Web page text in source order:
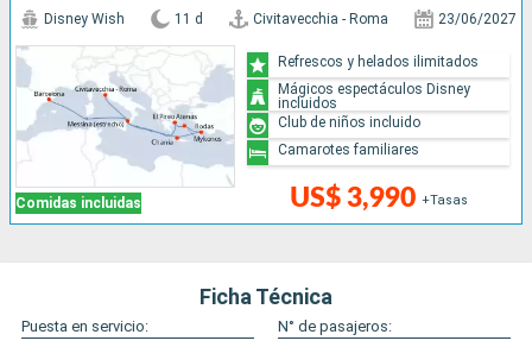
Comidas incluidas
Disney Wish 11 d Civitavecchia - Roma 23/06/2027
US$ 3,990 +Tasas
Refrescos y helados ilimitados
Mágicos espectáculos Disney
incluidos
Club de niños incluido
Camarotes familiares
Ficha Técnica
Puesta en servicio:
N° de pasajeros: